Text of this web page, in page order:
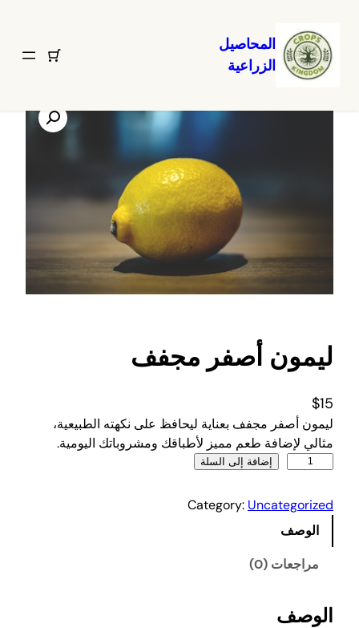
تخطى
المحتوى
المحاصيل
الزراعية
الرئيسية/
Uncategorized
ليمون أصفر مجفف
$15
ليمون أصفر مجفف بعناية ليحافظ على نكهته الطبيعية،
مثالي لإضافة طعم مميز لأطباقك ومشروباتك اليومية.
ي
ة
إضافة إلى السلة
Category: Uncategorized
الوصف
مراجعات (0)
الوصف